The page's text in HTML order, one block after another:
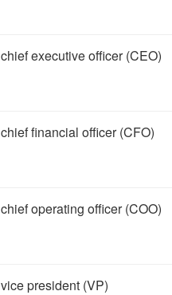
chief executive officer (CEO)
chief financial officer (CFO)
chief operating officer (COO)
vice president (VP)